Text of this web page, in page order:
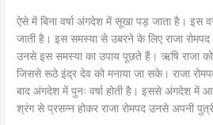
ऐसे में बिना वर्षा अंगदेश में सूखा पड़ जाता है। इस
जाती है। इस समस्या से उबरने के लिए राजा
उनसे इस समस्या का उपाय पूछते हैं। ऋषि राजा
जिससे रूठे इंद्र देव को मनाया जा सके। राजा
बाद अंगदेश में पुनः वर्षा होती है। इससे अंगदेश में
श्रंग से प्रसन्न होकर राजा रोमपद उनसे अपनी